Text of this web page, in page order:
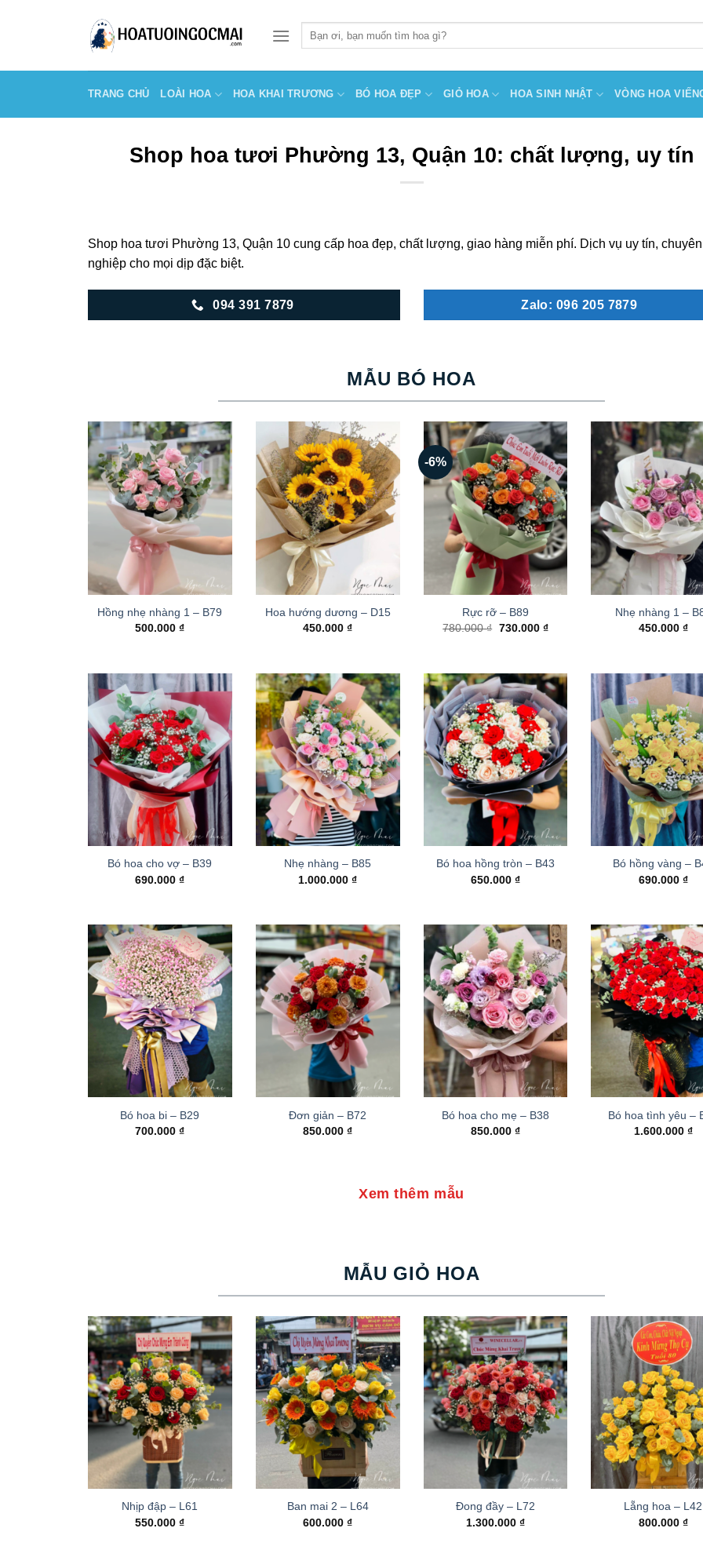
kiếm:
TRANG CHỦ LOÀI HOA HOA KHAI TRƯƠNG BÓ HOA ĐẸP GIỎ HOA HOA SINH NHẬT VÒNG HOA
Shop hoa tươi Phường 13, Quận 10: chất lượng, uy tín
Shop hoa tươi Phường 13, Quận 10 cung cấp hoa đẹp, chất lượng, giao hàng miễn phí. Dịch vụ uy tín, chuyên
nghiệp cho mọi dịp đặc biệt.
094 391 7879 Zalo: 096 205 7879
MẪU BÓ HOA
Hồng nhẹ nhàng 1 – B79
500.000₫
Hoa hướng dương – D15
450.000₫
-6%
Rực rỡ – B89
780.000₫ Giá
730.000 ₫Giá
730.000 ₫.
Nhẹ nhàng 1 –
450.000 ₫
Bó hoa cho vợ – B39
690.000₫
Nhẹ nhàng – B85
1.000.000₫
Bó hoa hồng tròn – B43
650.000 ₫
Bó hồng vàng –
690.000 ₫
Bó hoa bi – B29
700.000₫
Đơn giản – B72
850.000₫
Bó hoa cho mẹ – B38
850.000 ₫
Bó hoa tình yêu –
1.600.000 ₫
Xem thêm mẫu
MẪU GIỎ HOA
Nhịp đập – L61
550.000₫
Ban mai 2 – L64
600.000₫
Đong đầy – L72
1.300.000 ₫
Lẵng hoa – L42
800.000 ₫